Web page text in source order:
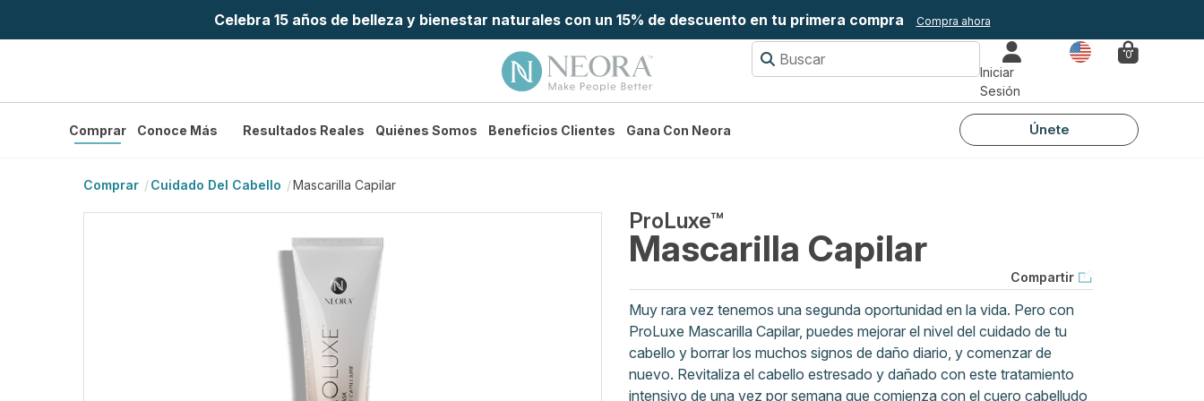
Celebra 15 años de belleza y bienestar naturales con un 15% de descuento en tu primera compra Compra ahora
Iniciar
Sesión
País 0
Comprar Conoce Más Resultados Reales Quiénes Somos Beneficios Clientes Gana Con Neora Únete
Comprar Cuidado Del Cabello Mascarilla Capilar
ProLuxe™
Mascarilla Capilar
Compartir
Muy rara vez tenemos una segunda oportunidad en la vida. Pero con
ProLuxe Mascarilla Capilar, puedes mejorar el nivel del cuidado de tu
cabello y borrar los muchos signos de daño diario, y comenzar de
nuevo. Revitaliza el cabello estresado y dañado con este tratamiento
intensivo de una vez por semana que comienza con el cuero cabelludo